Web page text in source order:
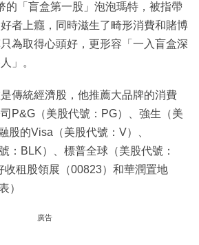
的「盲盒第一股」泡泡瑪特，被指帶
者上癮，同時滋生了畸形消費和賭博
為取得心頭好，更形容「一入盲盒深
」。
傳統經濟股，他推薦大品牌的消費
P&G（美股代號：PG）、強生（美
股的Visa（美股代號：V）、
：BLK）、標普全球（美股代號：
收租股領展（00823）和華潤置地
）
廣告